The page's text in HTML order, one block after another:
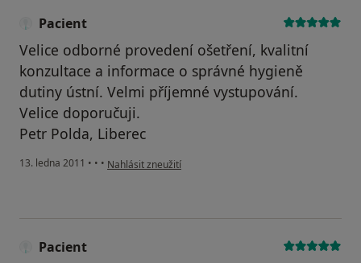
Pacient
Velice odborné provedení ošetření, kvalitní
konzultace a informace o správné hygieně
dutiny ústní. Velmi příjemné vystupování.
Velice doporučuji.
Petr Polda, Liberec
13. ledna 2011 • • • podle názoru uživatele Pacient
Nahlásit zneužití
Pacient